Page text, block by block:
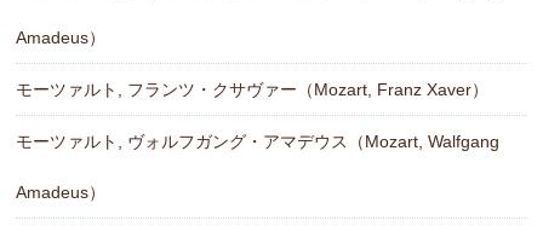
Amadeus）
モーツァルト, フランツ・クサヴァー（Mozart, Franz Xaver）
モーツァルト, ヴォルフガング・アマデウス（Mozart, Walfgang
Amadeus）